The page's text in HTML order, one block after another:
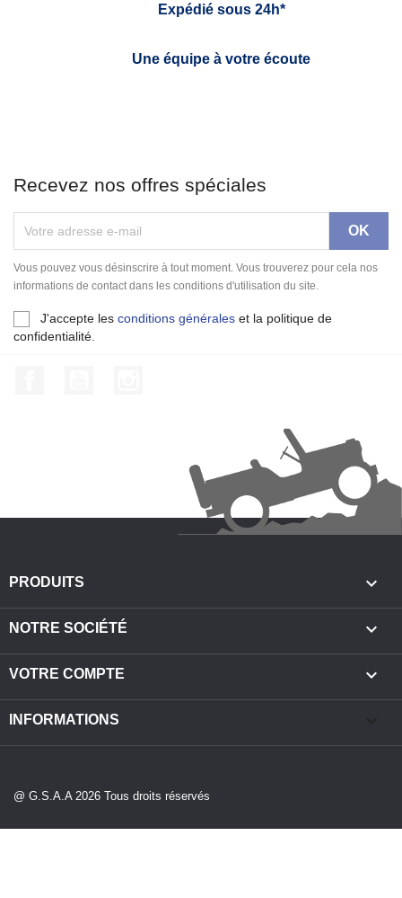
Expédié sous 24h*
Une équipe à votre écoute
Recevez nos offres spéciales
Vous pouvez vous désinscrire à tout moment. Vous trouverez pour cela nos
informations de contact dans les conditions d'utilisation du site.
J'accepte les conditions générales et la politique de
confidentialité.
PRODUITS 
NOTRE SOCIÉTÉ 
VOTRE COMPTE 
INFORMATIONS
@ G.S.A.A 2026 Tous droits réservés